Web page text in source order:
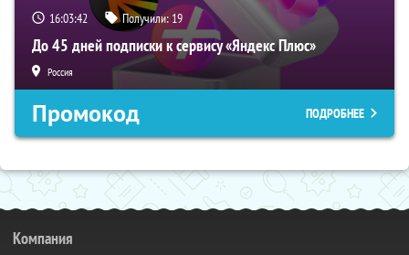
16:03:41 Получили: 19
До 45 дней подписки к сервису «Яндекс Плюс»
Россия
Промокод ПОДРОБНЕЕ
Компания